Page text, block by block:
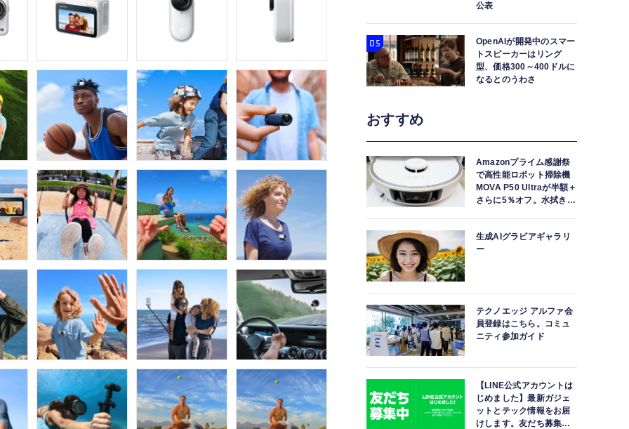
公表
OpenAIが開発中のスマー
トスピーカーはリング
型、価格300～400ドルに
なるとのうわさ
おすすめ
Amazonプライム感謝祭
で高性能ロボット掃除機
MOVA P50 Ultraが半額＋
さらに5％オフ。水拭きモ
生成AIグラビアギャラリ
ー
テクノエッジ アルファ会
員登録はこちら。コミュ
ニティ参加ガイド
【LINE公式アカウントは
じめました】最新ガジェ
ットとテック情報をお届
けします。友だち募集